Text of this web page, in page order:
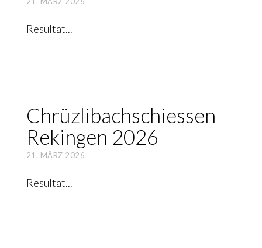
Resultat
Chrüz­lib­ach­schies­sen
Rekin­gen 2026
21. MÄRZ 2026
Resultat